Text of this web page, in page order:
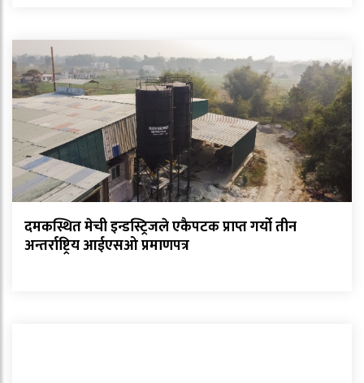
दमकस्थित मेची इन्डस्ट्रिजले एकैपटक प्राप्त गर्यो तीन
अन्तर्राष्ट्रिय आईएसओ प्रमाणपत्र